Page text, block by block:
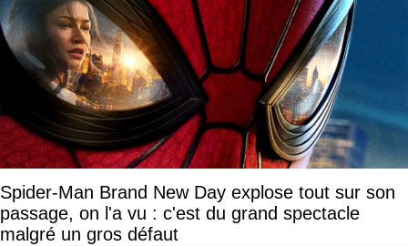
Spider-Man Brand New Day explose tout sur son
passage, on l'a vu : c'est du grand spectacle
malgré un gros défaut